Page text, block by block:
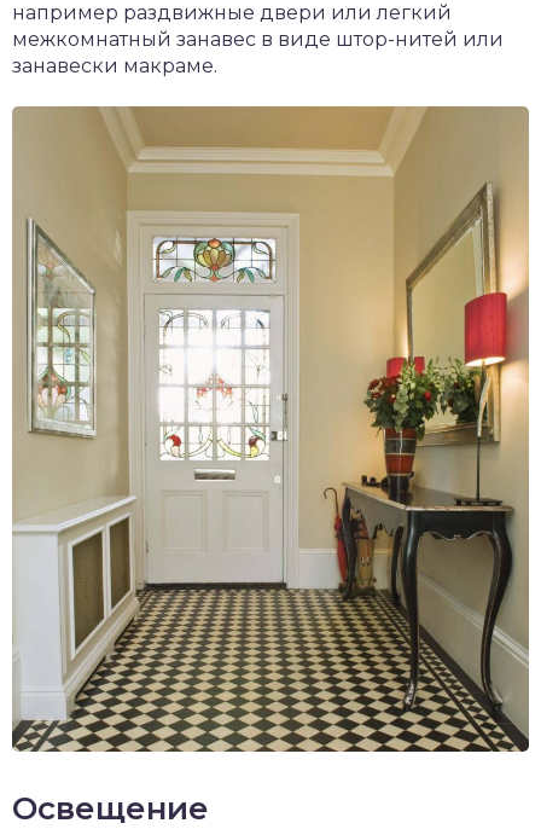
например раздвижные двери или легкий
межкомнатный занавес в виде штор-нитей или
занавески макраме.
Освещение